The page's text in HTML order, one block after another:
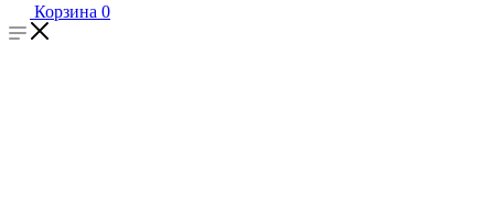
Корзина 0